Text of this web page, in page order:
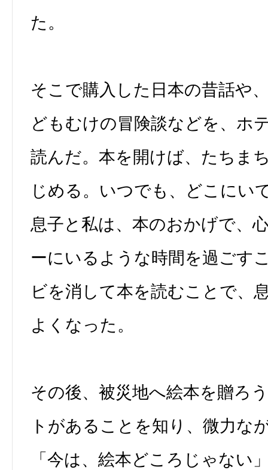
た。
そこで購入した日本の昔話や
どもむけの冒険談などを、ホ
読んだ。本を開けば、たちま
じめる。いつでも、どこにい
息子と私は、本のおかげで、
ーにいるような時間を過ごす
ビを消して本を読むことで、
よくなった。
その後、被災地へ絵本を贈ろ
トがあることを知り、微力な
「今は、絵本どころじゃない